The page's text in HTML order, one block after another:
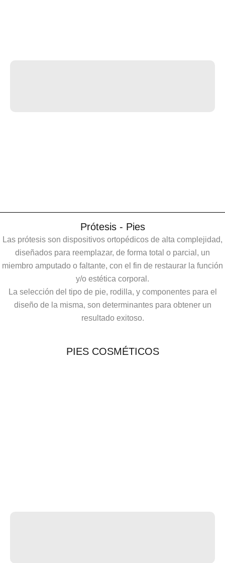
Prótesis - Pies
Las prótesis son dispositivos ortopédicos de alta complejidad,
diseñados para reemplazar, de forma total o parcial, un
miembro amputado o faltante, con el fin de restaurar la función
y/o estética corporal.
La selección del tipo de pie, rodilla, y componentes para el
diseño de la misma, son determinantes para obtener un
resultado exitoso.
PIES COSMÉTICOS